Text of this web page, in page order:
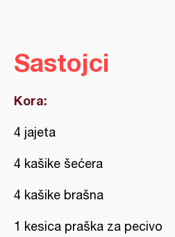
Sastojci
Kora:
4 jajeta
4 kašike šećera
4 kašike brašna
1 kesica praška za pecivo